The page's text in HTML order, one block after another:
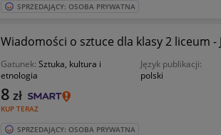
SPRZEDAJĄCY: OSOBA PRYWATNA
Wiadomości o sztuce dla klasy 2 liceum -
Gatunek: Sztuka, kultura i
etnologia
Język publikacji:
polski
KUP TERAZ
8 zł
SPRZEDAJĄCY: OSOBA PRYWATNA